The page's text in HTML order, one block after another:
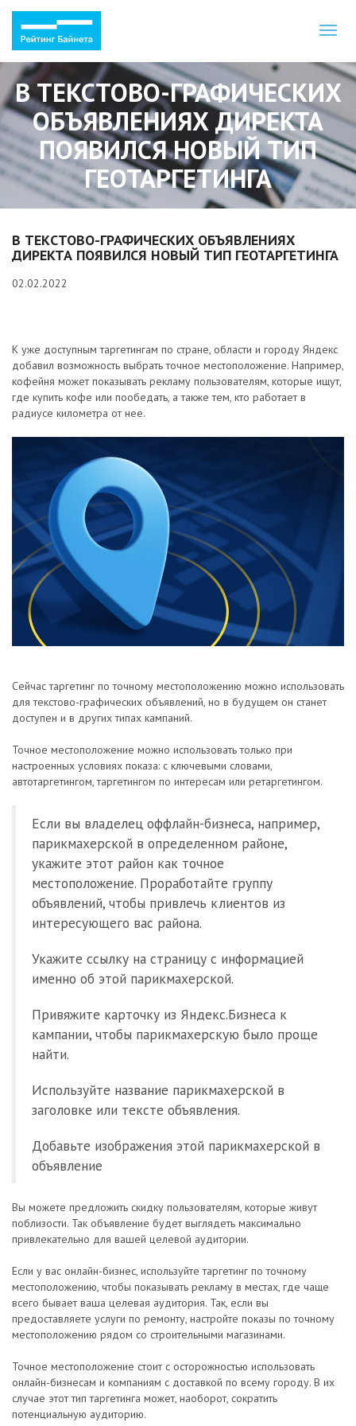
В ТЕКСТОВО-ГРАФИЧЕСКИХ
ОБЪЯВЛЕНИЯХ ДИРЕКТА
ПОЯВИЛСЯ НОВЫЙ ТИП
ГЕОТАРГЕТИНГА
В ТЕКСТОВО-ГРАФИЧЕСКИХ ОБЪЯВЛЕНИЯХ
ДИРЕКТА ПОЯВИЛСЯ НОВЫЙ ТИП ГЕОТАРГЕТИНГА
02.02.2022
К уже доступным таргетингам по стране, области и городу Яндекс
добавил возможность выбрать точное местоположение. Например,
кофейня может показывать рекламу пользователям, которые ищут,
где купить кофе или пообедать, а также тем, кто работает в
радиусе километра от нее.
Сейчас таргетинг по точному местоположению можно использовать
для текстово-графических объявлений, но в будущем он станет
доступен и в других типах кампаний.
Точное местоположение можно использовать только при
настроенных условиях показа: с ключевыми словами,
автотаргетингом, таргетингом по интересам или ретаргетингом.
Если вы владелец оффлайн-бизнеса, например,
парикмахерской в определенном районе,
укажите этот район как точное
местоположение. Проработайте группу
объявлений, чтобы привлечь клиентов из
интересующего вас района.
Укажите ссылку на страницу с информацией
именно об этой парикмахерской.
Привяжите карточку из Яндекс.Бизнеса к
кампании, чтобы парикмахерскую было проще
найти.
Используйте название парикмахерской в
заголовке или тексте объявления.
Добавьте изображения этой парикмахерской в
объявление
Вы можете предложить скидку пользователям, которые живут
поблизости. Так объявление будет выглядеть максимально
привлекательно для вашей целевой аудитории.
Если у вас онлайн-бизнес, используйте таргетинг по точному
местоположению, чтобы показывать рекламу в местах, где чаще
всего бывает ваша целевая аудитория. Так, если вы
предоставляете услуги по ремонту, настройте показы по точному
местоположению рядом со строительными магазинами.
Точное местоположение стоит с осторожностью использовать
онлайн-бизнесам и компаниям с доставкой по всему городу. В их
случае этот тип таргетинга может, наоборот, сократить
потенциальную аудиторию.